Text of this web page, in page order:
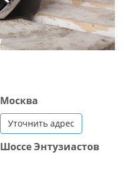
Москва
Уточнить адрес
Шоссе Энтузиастов